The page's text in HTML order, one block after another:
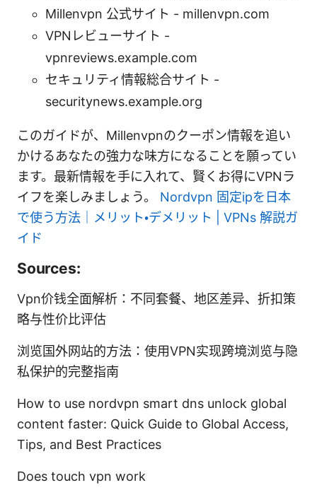
Millenvpn 公式サイト - millenvpn.com
VPNレビューサイト -
vpnreviews.example.com
セキュリティ情報総合サイト -
securitynews.example.org
このガイドが、Millenvpnのクーポン情報を追い
かけるあなたの強力な味方になることを願ってい
ます。最新情報を手に入れて、賢くお得にVPNラ
イフを楽しみましょう。 Nordvpn 固定ipを日本
で使う方法｜メリット・デメリット | VPNs 解説ガ
イド
Sources:
Vpn价钱全面解析：不同套餐、地区差异、折扣策
略与性价比评估
浏览国外网站的方法：使用VPN实现跨境浏览与隐
私保护的完整指南
How to use nordvpn smart dns unlock global
content faster: Quick Guide to Global Access,
Tips, and Best Practices
Does touch vpn work